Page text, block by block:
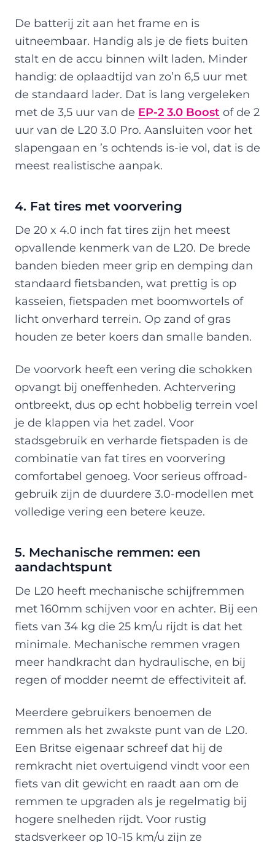
De batterij zit aan het frame en is
uitneembaar. Handig als je de fiets buiten
stalt en de accu binnen wilt laden. Minder
handig: de oplaadtijd van zo’n 6,5 uur met
de standaard lader. Dat is lang vergeleken
met de 3,5 uur van de EP-2 3.0 Boost of de 2
uur van de L20 3.0 Pro. Aansluiten voor het
slapengaan en ’s ochtends is-ie vol, dat is de
meest realistische aanpak.
4. Fat tires met voorvering
De 20 x 4.0 inch fat tires zijn het meest
opvallende kenmerk van de L20. De brede
banden bieden meer grip en demping dan
standaard fietsbanden, wat prettig is op
kasseien, fietspaden met boomwortels of
licht onverhard terrein. Op zand of gras
houden ze beter koers dan smalle banden.
De voorvork heeft een vering die schokken
opvangt bij oneffenheden. Achtervering
ontbreekt, dus op echt hobbelig terrein voel
je de klappen via het zadel. Voor
stadsgebruik en verharde fietspaden is de
combinatie van fat tires en voorvering
comfortabel genoeg. Voor serieus offroad-
gebruik zijn de duurdere 3.0-modellen met
volledige vering een betere keuze.
5. Mechanische remmen: een
aandachtspunt
De L20 heeft mechanische schijfremmen
met 160mm schijven voor en achter. Bij een
fiets van 34 kg die 25 km/u rijdt is dat het
minimale. Mechanische remmen vragen
meer handkracht dan hydraulische, en bij
regen of modder neemt de effectiviteit af.
Meerdere gebruikers benoemen de
remmen als het zwakste punt van de L20.
Een Britse eigenaar schreef dat hij de
remkracht niet overtuigend vindt voor een
fiets van dit gewicht en raadt aan om de
remmen te upgraden als je regelmatig bij
hogere snelheden rijdt. Voor rustig
stadsverkeer op 10-15 km/u zijn ze